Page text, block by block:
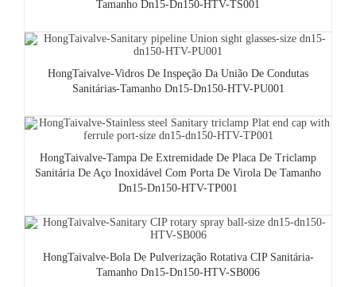
Tamanho Dn15-Dn150-HTV-TS001
HongTaivalve-Vidros De Inspeção Da União De Condutas
Sanitárias-Tamanho Dn15-Dn150-HTV-PU001
HongTaivalve-Tampa De Extremidade De Placa De Triclamp
Sanitária De Aço Inoxidável Com Porta De Virola De Tamanho
Dn15-Dn150-HTV-TP001
HongTaivalve-Bola De Pulverização Rotativa CIP Sanitária-
Tamanho Dn15-Dn150-HTV-SB006